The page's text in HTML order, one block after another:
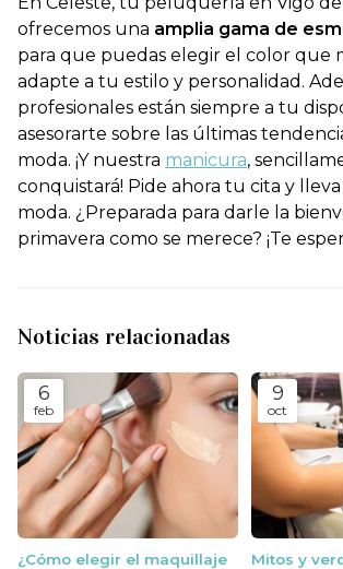
ofrecemos una amplia gama de
para que puedas elegir el color que
adapte a tu estilo y personalidad.
profesionales están siempre a tu
asesorarte sobre las últimas
moda. ¡Y nuestra manicura,
conquistará! Pide ahora tu cita y
moda. ¿Preparada para darle la
primavera como se merece? ¡Te
Noticias relacionadas
6
feb
¿Cómo elegir el maquillaje
9
oct
Mitos y